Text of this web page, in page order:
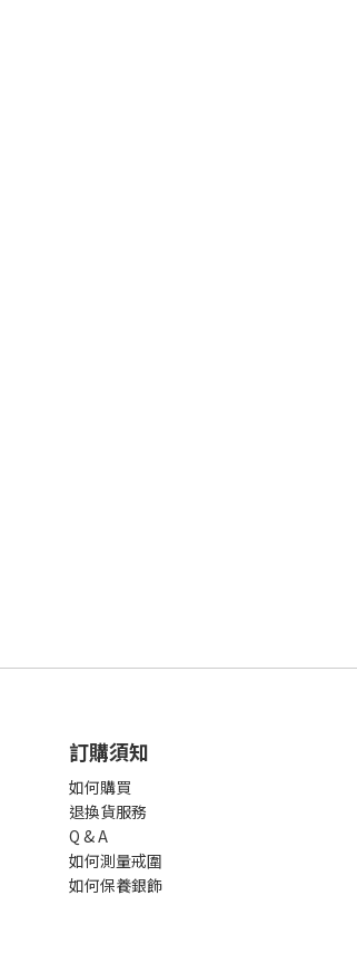
訂購須知
如何購買
退換貨服務
Q & A
如何測量戒圍
如何保養銀飾